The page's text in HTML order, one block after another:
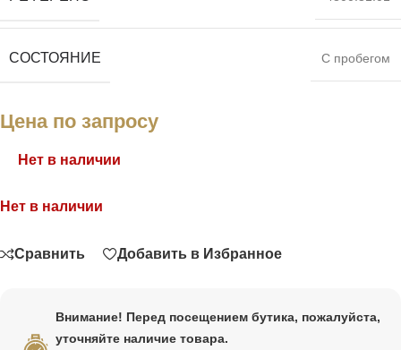
СОСТОЯНИЕ С пробегом
Цена по запросу
Нет в наличии
Нет в наличии
Сравнить Добавить в Избранное
Внимание! Перед посещением бутика, пожалуйста,
уточняйте наличие товара.